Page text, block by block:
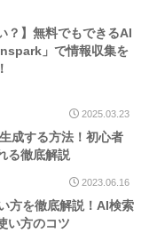
？】無料でもできるAI
」で情報収集を
2025.03.23
成する方法！初心者
る徹底解説
2023.06.16
方を徹底解説！AI検索
い方のコツ